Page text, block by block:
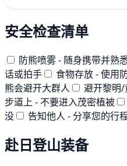
安全检查清单
防熊喷雾 - 随身携带并熟
话或拍手
食物存放 - 使用
熊会避开大群人
避开黎明/
步道上 - 不要进入茂密植被
没
告知他人 - 分享您的行
赴日登山装备